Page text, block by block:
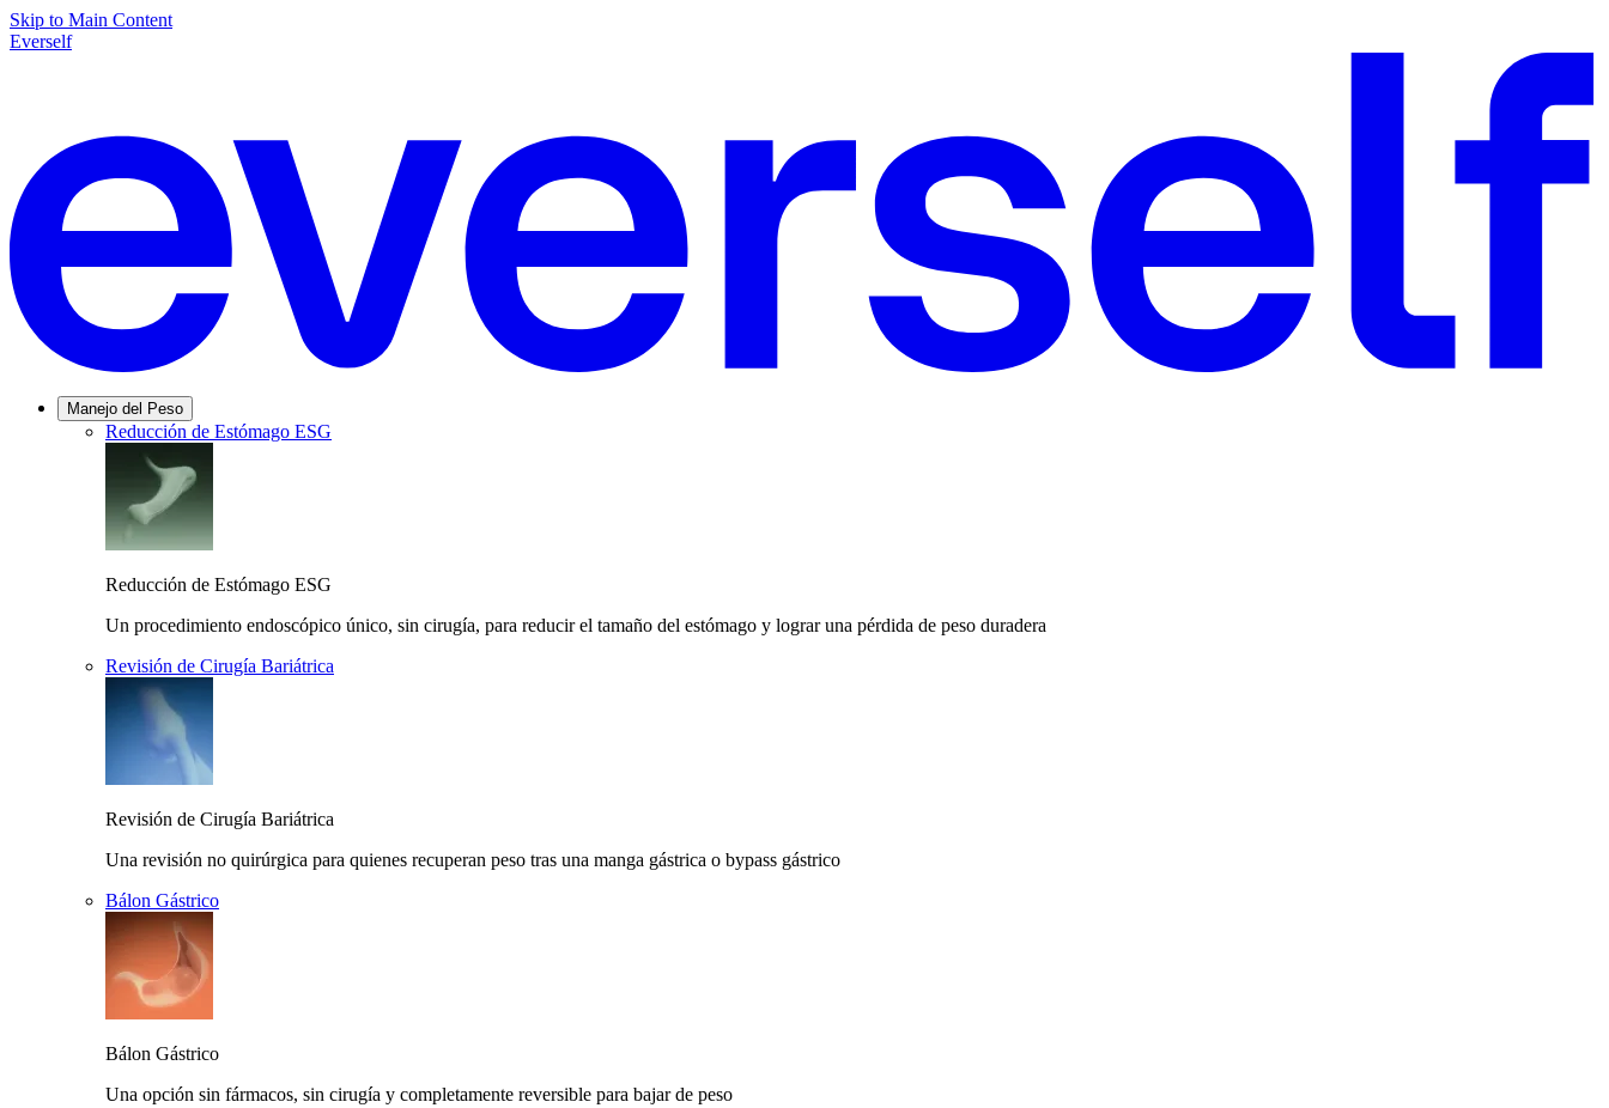
Skip to Main Content
Everself
Manejo del Peso
Reducción de Estómago ESG
Reducción de Estómago ESG
Un procedimiento endoscópico único, sin cirugía, para reducir el tamaño del estómago y lograr una pérdida de peso duradera
Revisión de Cirugía Bariátrica
Revisión de Cirugía Bariátrica
Una revisión no quirúrgica para quienes recuperan peso tras una manga gástrica o bypass gástrico
Bálon Gástrico
Bálon Gástrico
Una opción sin fármacos, sin cirugía y completamente reversible para bajar de peso